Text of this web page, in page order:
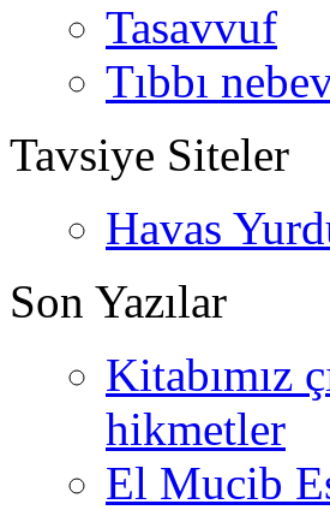
Tasavvuf
Tıbbı
Tavsiye Siteler
Havas
Son Yazılar
Kitabımız
hikmetler
El Mucib